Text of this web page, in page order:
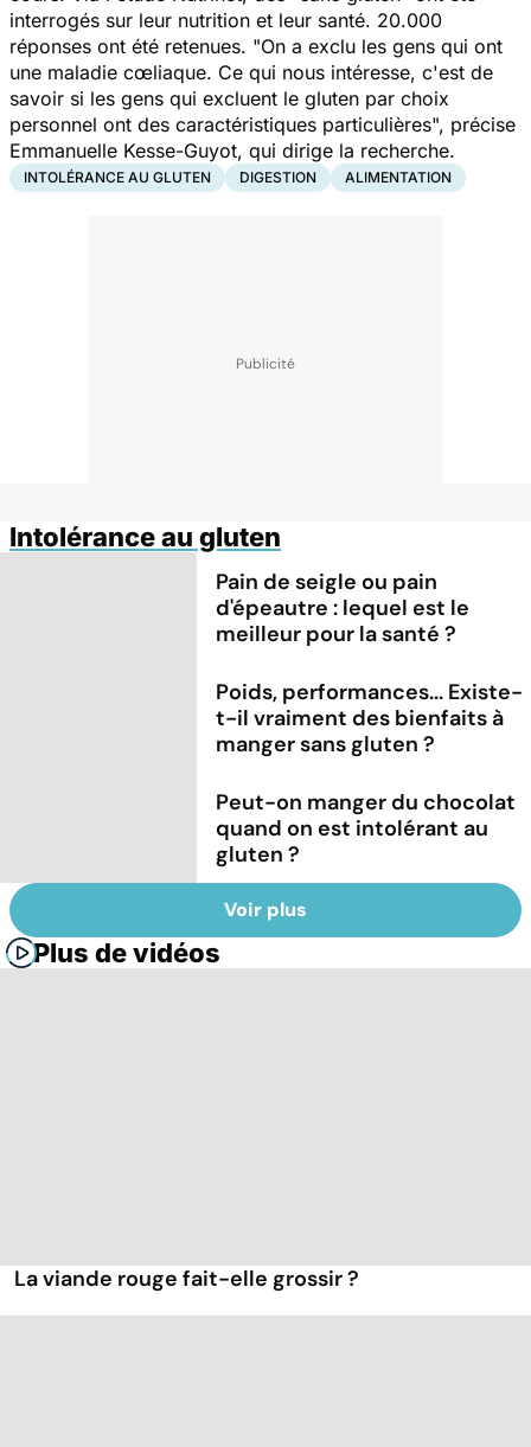
interrogés sur leur nutrition et leur santé. 20.000
réponses ont été retenues. "On a exclu les gens qui ont
une maladie cœliaque. Ce qui nous intéresse, c'est de
savoir si les gens qui excluent le gluten par choix
personnel ont des caractéristiques particulières", précise
Emmanuelle Kesse-Guyot, qui dirige la recherche.
INTOLÉRANCE AU GLUTEN DIGESTION ALIMENTATION
Intolérance au gluten
Pain de seigle ou pain
d'épeautre : lequel est le
meilleur pour la santé ?
Poids, performances... Existe-
t-il vraiment des bienfaits à
manger sans gluten ?
Peut-on manger du chocolat
quand on est intolérant au
gluten ?
Voir plus
Plus de vidéos
La viande rouge fait-elle grossir ?